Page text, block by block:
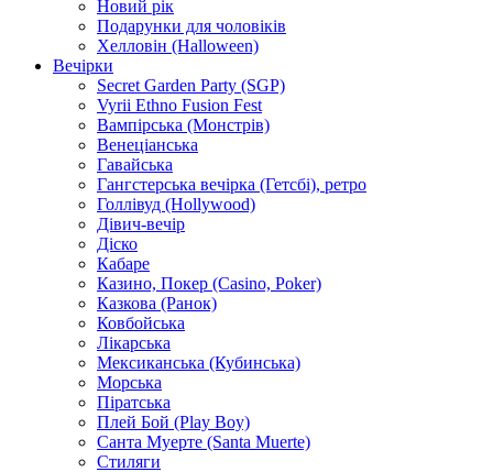
Новий рік
Подарунки для чоловіків
Хелловін (Halloween)
Вечірки
Secret Garden Party (SGP)
Vyrii Ethno Fusion Fest
Вампірська (Монстрів)
Венеціанська
Гавайська
Гангстерська вечірка (Гетсбі), ретро
Голлівуд (Hollywood)
Дівич-вечір
Діско
Кабаре
Казино, Покер (Casino, Poker)
Казкова (Ранок)
Ковбойська
Лікарська
Мексиканська (Кубинська)
Морська
Піратська
Плей Бой (Play Boy)
Санта Муерте (Santa Muerte)
Стиляги